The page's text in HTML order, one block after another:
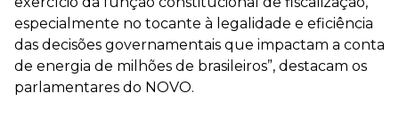
especialmente no tocante à legalidade e eficiência
das decisões governamentais que impactam a conta
de energia de milhões de brasileiros”, destacam os
parlamentares do NOVO.